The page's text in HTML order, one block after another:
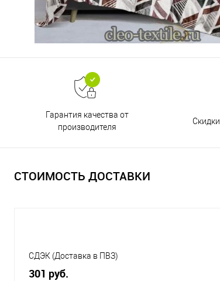
Гарантия качества от
производителя
СТОИМОСТЬ ДОСТАВКИ
СДЭК (Доставка в ПВЗ)
301 руб.